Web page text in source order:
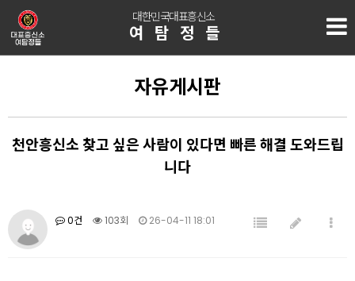
대한민국대표흥신소
여탐정들
자유게시판
천안흥신소 찾고 싶은 사람이 있다면 빠른 해결 도와드립
니다
0건 103회 26-04-11 18:01